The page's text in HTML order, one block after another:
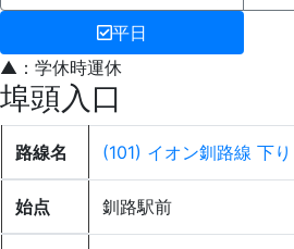
平日
▲：学休時運休
埠頭入口
路線名 (101) イオン釧路線 下り
始点 釧路駅前